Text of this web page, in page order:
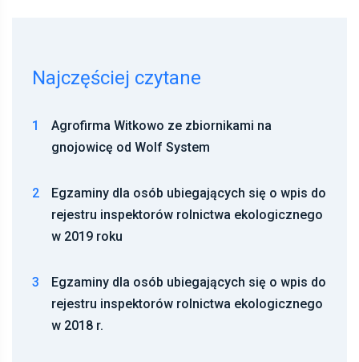
Najczęściej czytane
1
Agrofirma Witkowo ze zbiornikami na
gnojowicę od Wolf System
2
Egzaminy dla osób ubiegających się o wpis do
rejestru inspektorów rolnictwa ekologicznego
w 2019 roku
3
Egzaminy dla osób ubiegających się o wpis do
rejestru inspektorów rolnictwa ekologicznego
w 2018 r.